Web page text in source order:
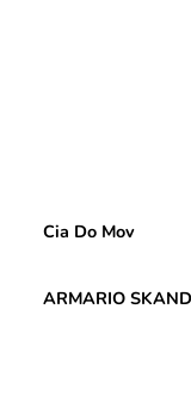
Cia Do Mov